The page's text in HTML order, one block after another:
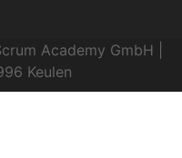
Academy GmbH |
Keulen